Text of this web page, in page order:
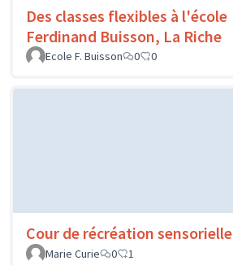
Des classes flexibles à l'école
Ferdinand Buisson, La Riche
Ecole F. Buisson
0 0
Cour de récréation sensorielle
Marie Curie
0 1